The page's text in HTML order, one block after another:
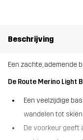
Beschrijving
Een zachte, ademende
De Route Merino Light
Een veelzijdige
wandelen tot skiën
De voorkeur geeft